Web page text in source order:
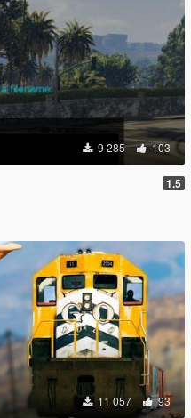
9 285 103
1.5
11 057 93